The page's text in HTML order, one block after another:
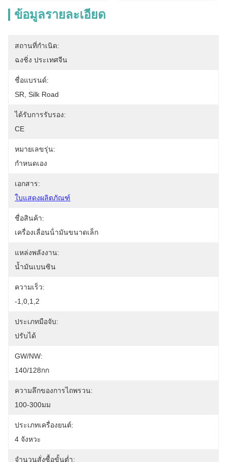
ข้อมูลรายละเอียด
สถานที่กำเนิด:
ฉงชิ่ง ประเทศจีน
ชื่อแบรนด์:
SR, Silk Road
ได้รับการรับรอง:
CE
หมายเลขรุ่น:
กำหนดเอง
เอกสาร:
ใบแสดงผลิตภัณฑ์
ชื่อสินค้า:
เครื่องเลื่อนน้ํามันขนาดเล็ก
แหล่งพลังงาน:
น้ำมันเบนซิน
ความเร็ว:
-1,0,1,2
ประเภทมือจับ:
ปรับได้
GW/NW:
140/128กก
ความลึกของการไถพรวน:
100-300มม
ประเภทเครื่องยนต์:
4 จังหวะ
จำนวนสั่งซื้อขั้นต่ำ: